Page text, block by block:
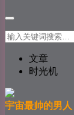
文章
时光机
宇宙最帅的男人